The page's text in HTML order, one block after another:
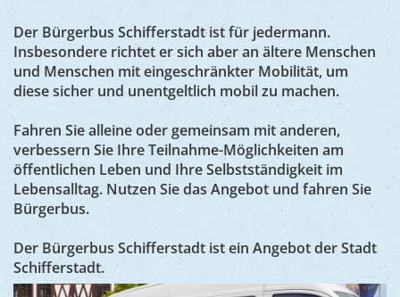
Ukraine
Wir als
Der Bürgerbus Schifferstadt ist für jedermann.
Insbesondere richtet er sich aber an ältere Menschen
und Menschen mit eingeschränkter Mobilität, um
diese sicher und unentgeltlich mobil zu machen.
Fahren Sie alleine oder gemeinsam mit anderen,
verbessern Sie Ihre Teilnahme-Möglichkeiten am
öffentlichen Leben und Ihre Selbstständigkeit im
Lebensalltag. Nutzen Sie das Angebot und fahren Sie
Bürgerbus.
Der Bürgerbus Schifferstadt ist ein Angebot der Stadt
Schifferstadt.